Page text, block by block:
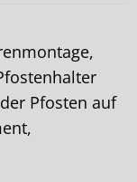
Pfosten auf